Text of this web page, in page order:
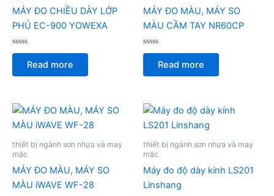
MÁY ĐO CHIỀU DÀY LỚP
PHỦ EC-900 YOWEXA
Rated
of
Read more
MÁY ĐO MÀU, MÁY SO
MÀU CẦM TAY NR60CP
Rated
of
Read more
thiết bị ngành sơn nhựa và may
mặc
MÁY ĐO MÀU, MÁY SO
MÀU iWAVE WF-28
thiết bị ngành sơn nhựa và may
mặc
Máy đo độ dày kính LS201
Linshang